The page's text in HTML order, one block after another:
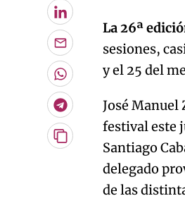
LinkedIn
Enviar
por
Email
Whatsapp
Telegram
Copiar
La 26ª
sesiones,
y el 25 del
José Manuel
festival este
Santiago
delegado
de las